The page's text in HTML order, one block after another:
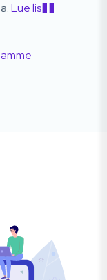
Lue lis��